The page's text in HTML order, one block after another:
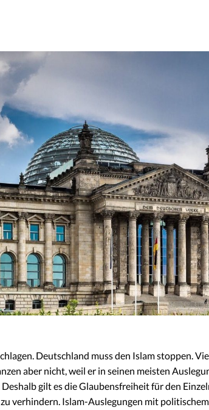
Deutschland muss den Islam stoppen.
aber nicht, weil er in seinen meisten
gilt es die Glaubensfreiheit für den
verhindern. Islam-Auslegungen mit